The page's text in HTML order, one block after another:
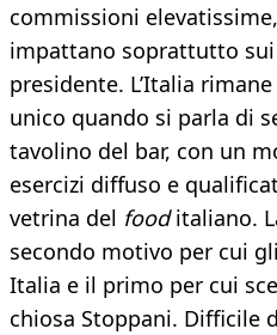
commissioni
impattano soprattutto
presidente. L’Italia
unico quando si parla di
tavolino del bar, con un
esercizi diffuso e
vetrina del fooditaliano.
secondo motivo per cui
Italia e il primo per cui
chiosa Stoppani. Difficile